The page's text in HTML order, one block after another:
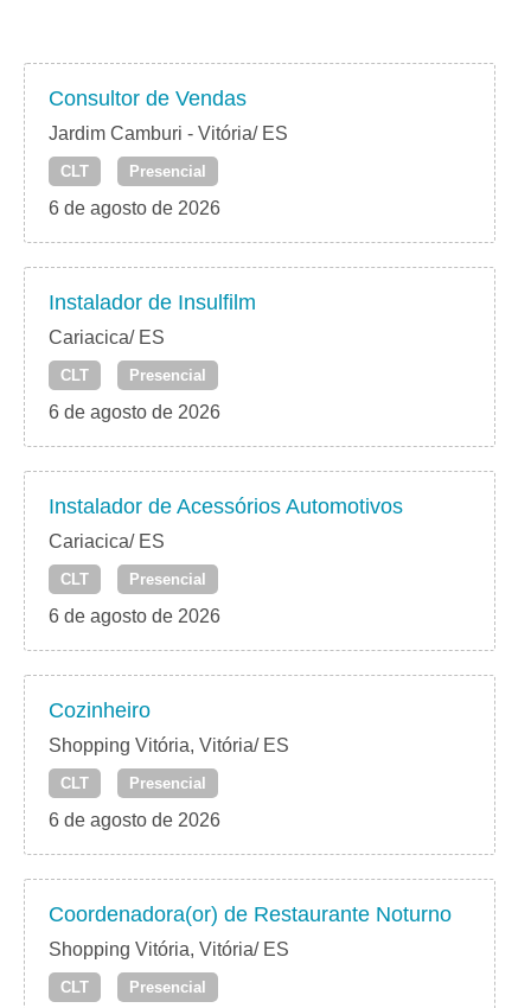
Consultor de Vendas
Jardim Camburi - Vitória/ ES
CLT Presencial
6 de agosto de 2026
Instalador de Insulfilm
Cariacica/ ES
CLT Presencial
6 de agosto de 2026
Instalador de Acessórios Automotivos
Cariacica/ ES
CLT Presencial
6 de agosto de 2026
Cozinheiro
Shopping Vitória, Vitória/ ES
CLT Presencial
6 de agosto de 2026
Coordenadora(or) de Restaurante Noturno
Shopping Vitória, Vitória/ ES
CLT Presencial